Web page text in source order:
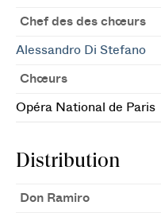
Chef des des chœurs
Alessandro Di Stefano
Chœurs
Opéra National de Paris
Distribution
Don Ramiro